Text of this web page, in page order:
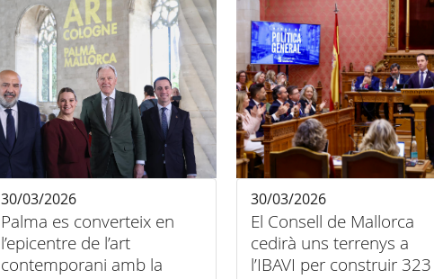
Palma es converteix en
l’epicentre de l’art
contemporani amb la
30/03/2026
El Consell de Mallorca
cedirà uns terrenys a
l’IBAVI per construir 323
30/03/2026